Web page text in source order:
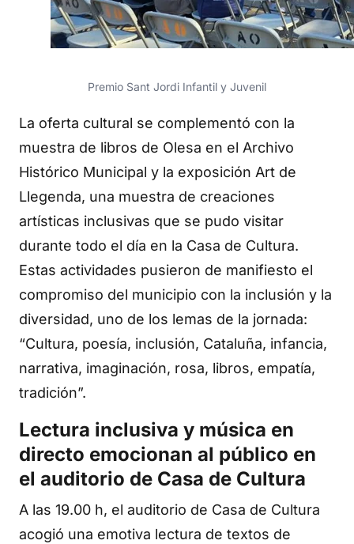
Premio Sant Jordi Infantil y Juvenil
La oferta cultural se complementó con la
muestra de libros de Olesa en el Archivo
Histórico Municipal y la exposición Art de
Llegenda, una muestra de creaciones
artísticas inclusivas que se pudo visitar
durante todo el día en la Casa de Cultura.
Estas actividades pusieron de manifiesto el
compromiso del municipio con la inclusión y la
diversidad, uno de los lemas de la jornada:
“Cultura, poesía, inclusión, Cataluña, infancia,
narrativa, imaginación, rosa, libros, empatía,
tradición”.
Lectura inclusiva y música en
directo emocionan al público en
el auditorio de Casa de Cultura
A las 19.00 h, el auditorio de Casa de Cultura
acogió una emotiva lectura de textos de